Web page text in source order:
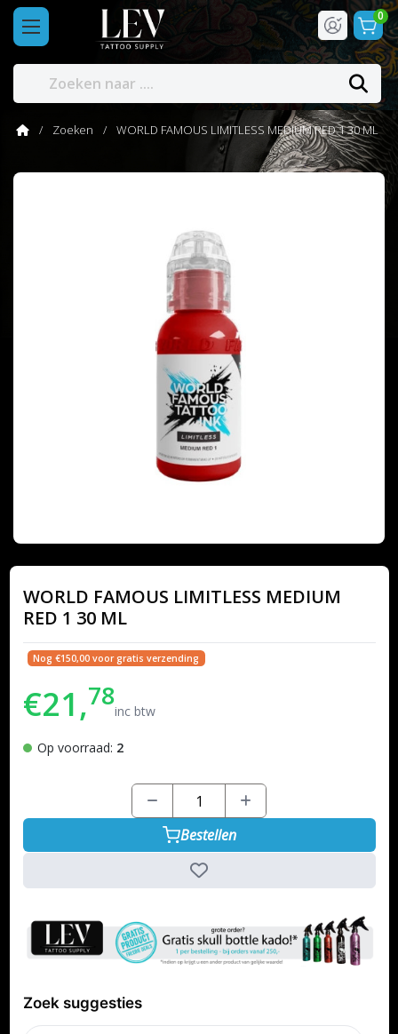
0
Zoeken WORLD FAMOUS LIMITLESS MEDIUM RED 1 30 ML
WORLD FAMOUS LIMITLESS MEDIUM
RED 1 30 ML
Nog €150,00 voor gratis verzending
€21,78inc btw
Op voorraad: 2
Bestellen
Zoek suggesties